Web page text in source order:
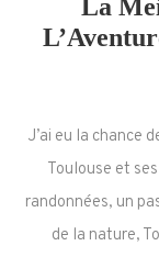
La
J’ai eu la chance
Toulouse et
randonnées, un
de la nature,